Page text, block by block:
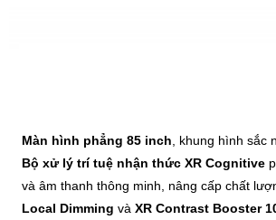
Màn hình phẳng 85 inch , khung hình sắc
Bộ xử lý trí tuệ nhận thức XR Cognitive
và âm thanh thông minh, nâng cấp chất
Local Dimming và XR Contrast Booster